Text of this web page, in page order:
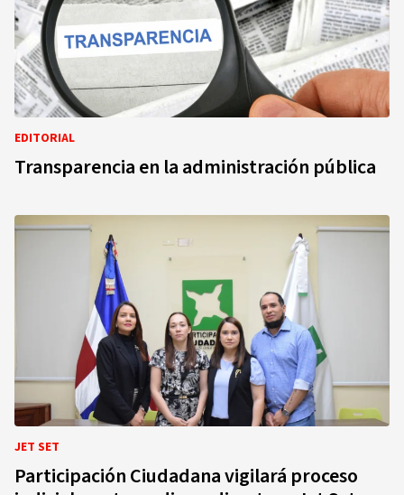
EDITORIAL
Transparencia en la administración pública
JET SET
Participación Ciudadana vigilará proceso